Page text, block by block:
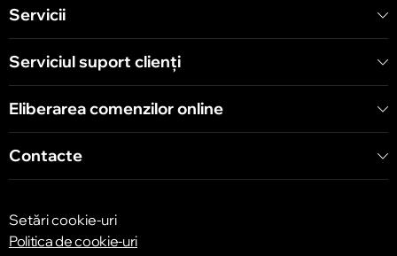
Chișinău
str. Arborilor 21, CC «Shopping MallDova»
Servicii
Serviciul suport clienţi
Eliberarea comenzilor online
Contacte
Setări cookie-uri
Politica de cookie-uri